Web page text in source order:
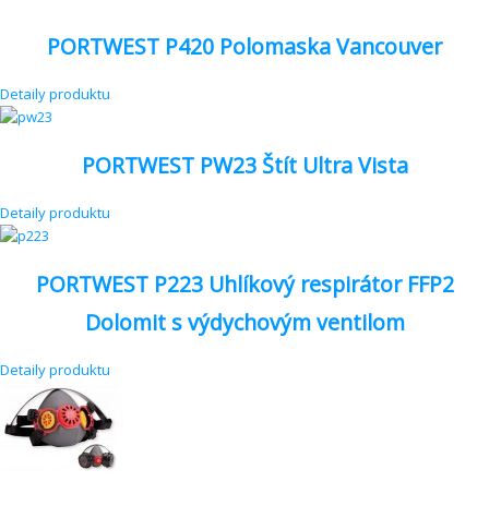
PORTWEST P420 Polomaska Vancouver
Detaily produktu
PORTWEST PW23 Štít Ultra Vista
Detaily produktu
PORTWEST P223 Uhlíkový respirátor FFP2
Dolomit s výdychovým ventilom
Detaily produktu